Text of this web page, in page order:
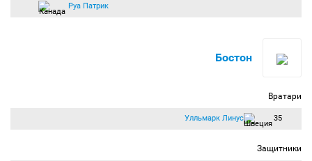
Руа Патрик
Бостон
Вратари
Улльмарк Линус 35
Защитники